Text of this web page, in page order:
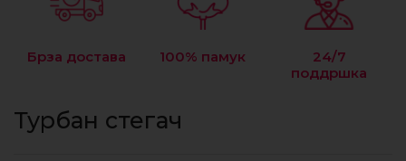
Брза достава 100% памук
24/7
поддршка
Турбан стегач